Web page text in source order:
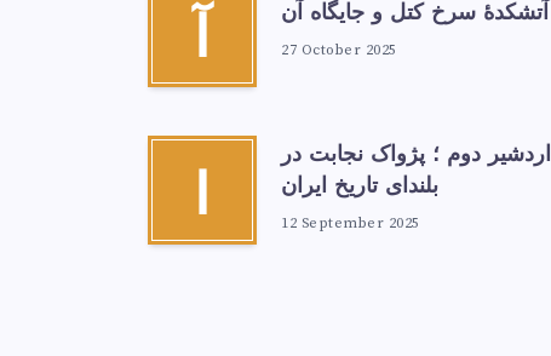
آ
آتشكدهٔ سرخ‌ کتل و جایگاه آن
27 October 2025
ا
اردشیر دوم ؛ پژواک نجابت در
بلندای تاریخ ایران
12 September 2025